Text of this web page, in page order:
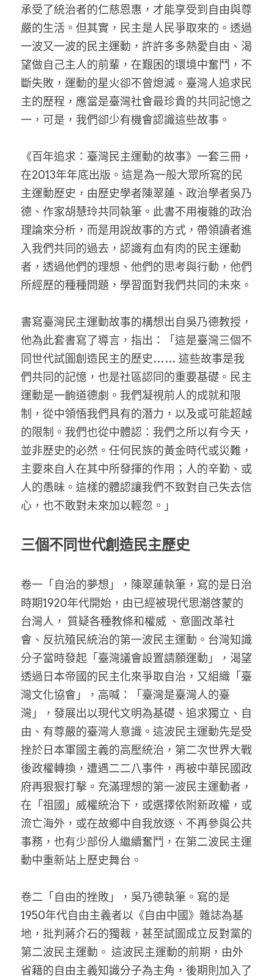
承受了統治者的仁慈恩惠，才能享受到自由與尊
嚴的生活。但其實，民主是人民爭取來的。透過
一波又一波的民主運動，許許多多熱愛自由、渴
望做自己主人的前輩，在艱困的環境中奮鬥，不
斷失敗，運動的星火卻不曾熄滅。臺灣人追求民
主的歷程，應當是臺灣社會最珍貴的共同記憶之
一，可是，我們卻少有機會認識這些故事。
《百年追求：臺灣民主運動的故事》一套三冊，
在2013年年底出版。這是為一般大眾所寫的民
主運動歷史，由歷史學者陳翠蓮、政治學者吳乃
德、作家胡慧玲共同執筆。此書不用複雜的政治
理論來分析，而是用說故事的方式，帶領讀者進
入我們共同的過去，認識有血有肉的民主運動
者，透過他們的理想、他們的思考與行動，他們
所經歷的種種問題，學習面對我們共同的未來。
書寫臺灣民主運動故事的構想出自吳乃德教授，
他為此套書寫了導言，指出：「這是臺灣三個不
同世代試圖創造民主的歷史…… 這些故事是我
們共同的記憶，也是社區認同的重要基礎。民主
運動是一齣道德劇。我們凝視前人的成就和限
制，從中領悟我們具有的潛力，以及或可能超越
的限制。我們也從中體認：我們之所以有今天，
並非歷史的必然。任何民族的黃金時代或災難，
主要來自人在其中所發揮的作用；人的辛勤、或
人的愚昧。這樣的體認讓我們不致對自己失去信
心，也不敢對未來加以輕忽。」
三個不同世代創造民主歷史
卷一「自治的夢想」，陳翠蓮執筆，寫的是日治
時期1920年代開始，由已經被現代思潮啓蒙的
台灣人， 質疑各種教條和權威 、意圖改革社
會、反抗殖民統治的第一波民主運動。台灣知識
分子當時發起「臺灣議會設置請願運動」，渴望
透過日本帝國的民主化來爭取自治，又組織「臺
灣文化協會」，高喊：「臺灣是臺灣人的臺
灣」，發展出以現代文明為基礎、追求獨立、自
由、有尊嚴的臺灣人意識。這波民主運動先是受
挫於日本軍國主義的高壓統治，第二次世界大戰
後政權轉換，遭遇二二八事件，再被中華民國政
府再狠狠打擊。充滿理想的第一波民主運動者，
在「祖國」威權統治下，或選擇依附新政權，或
流亡海外，或在故鄉中自我放逐、不再參與公共
事務，也有少部份人繼續奮鬥，在第二波民主運
動中重新站上歷史舞台。
卷二「自由的挫敗」，吳乃德執筆。寫的是
1950年代自由主義者以《自由中國》雜誌為基
地，批判蔣介石的獨裁，甚至試圖成立反對黨的
第二波民主運動。 這波民主運動的前期，由外
省籍的自由主義知識分子為主角，後期則加入了